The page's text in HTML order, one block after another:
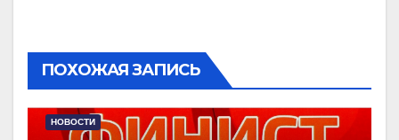
ПОХОЖАЯ ЗАПИСЬ
НОВОСТИ